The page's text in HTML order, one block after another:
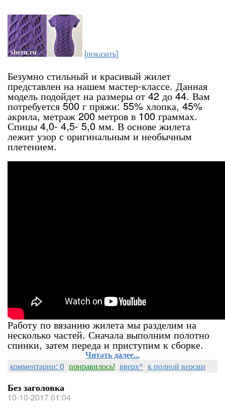
[показать]
Безумно стильный и красивый жилет
представлен на нашем мастер-классе. Данная
модель подойдет на размеры от 42 до 44. Вам
потребуется 500 г пряжи: 55% хлопка, 45%
акрила, метраж 200 метров в 100 граммах.
Спицы 4,0- 4,5- 5,0 мм. В основе жилета
лежит узор с оригинальным и необычным
плетением.
Работу по вязанию жилета мы разделим на
несколько частей. Сначала выполним полотно
спинки, затем переда и приступим к сборке.
Читать далее...
комментарии: 0 понравилось! вверх^ к полной версии
Без заголовка
10-10-2017 01:04